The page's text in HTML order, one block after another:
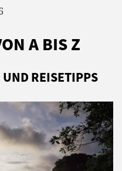
A BIS Z
REISETIPPS